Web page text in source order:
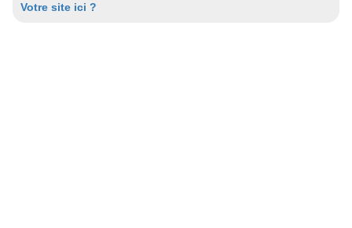
Votre site ici ?